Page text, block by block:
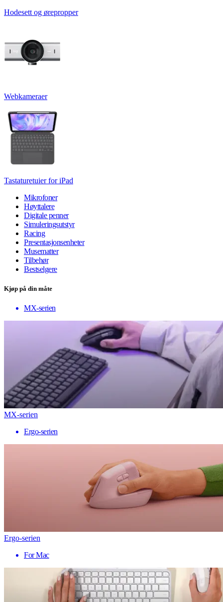
Hodesett og ørepropper
Webkameraer
Tastaturetuier for iPad
Mikrofoner
Høyttalere
Digitale penner
Simuleringsutstyr
Racing
Presentasjonsenheter
Musematter
Tilbehør
Bestselgere
Kjøp på din måte
MX-serien
MX-serien
Ergo-serien
Ergo-serien
For Mac